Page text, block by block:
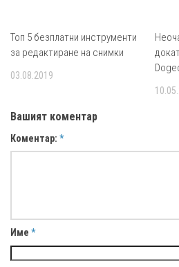
Топ 5 безплатни инструменти
за редактиране на снимки
03.08.2019
Вашият коментар
Коментар: *
Име *